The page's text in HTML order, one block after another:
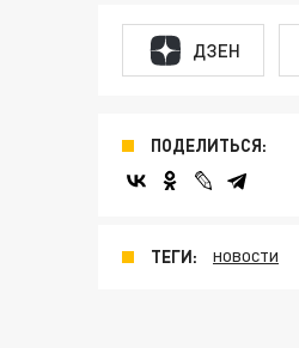
ДЗЕН
ПОДЕЛИТЬСЯ:
ТЕГИ: НОВОСТИ